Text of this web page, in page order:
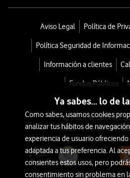
Aviso Legal Política de
Política Seguridad de
Información a clientes
Fondos Públicos
© 2026 Vodafone
Avda. América 115,
Ya sabes... lo de
Como sabes, usamos cookies
analizar tus hábitos de
experiencia de usuario
adaptada a tus preferencia. Al
consientes estos usos, pero
consentimiento sin problema en